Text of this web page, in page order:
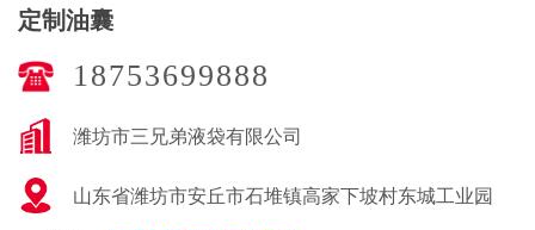
定制油囊
18753699888
潍坊市三兄弟液袋有限公司
山东省潍坊市安丘市石堆镇高家下坡村东城工业园